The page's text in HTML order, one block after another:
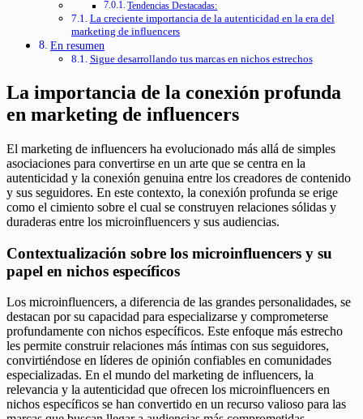
Tendencias Destacadas:
La creciente importancia de la autenticidad en la era del
marketing de influencers
En resumen
Sigue desarrollando tus marcas en nichos estrechos
La importancia de la conexión profunda
en marketing de influencers
El marketing de influencers ha evolucionado más allá de simples
asociaciones para convertirse en un arte que se centra en la
autenticidad y la conexión genuina entre los creadores de contenido
y sus seguidores. En este contexto, la conexión profunda se erige
como el cimiento sobre el cual se construyen relaciones sólidas y
duraderas entre los microinfluencers y sus audiencias.
Contextualización sobre los microinfluencers y su
papel en nichos específicos
Los microinfluencers, a diferencia de las grandes personalidades, se
destacan por su capacidad para especializarse y comprometerse
profundamente con nichos específicos. Este enfoque más estrecho
les permite construir relaciones más íntimas con sus seguidores,
convirtiéndose en líderes de opinión confiables en comunidades
especializadas. En el mundo del marketing de influencers, la
relevancia y la autenticidad que ofrecen los microinfluencers en
nichos específicos se han convertido en un recurso valioso para las